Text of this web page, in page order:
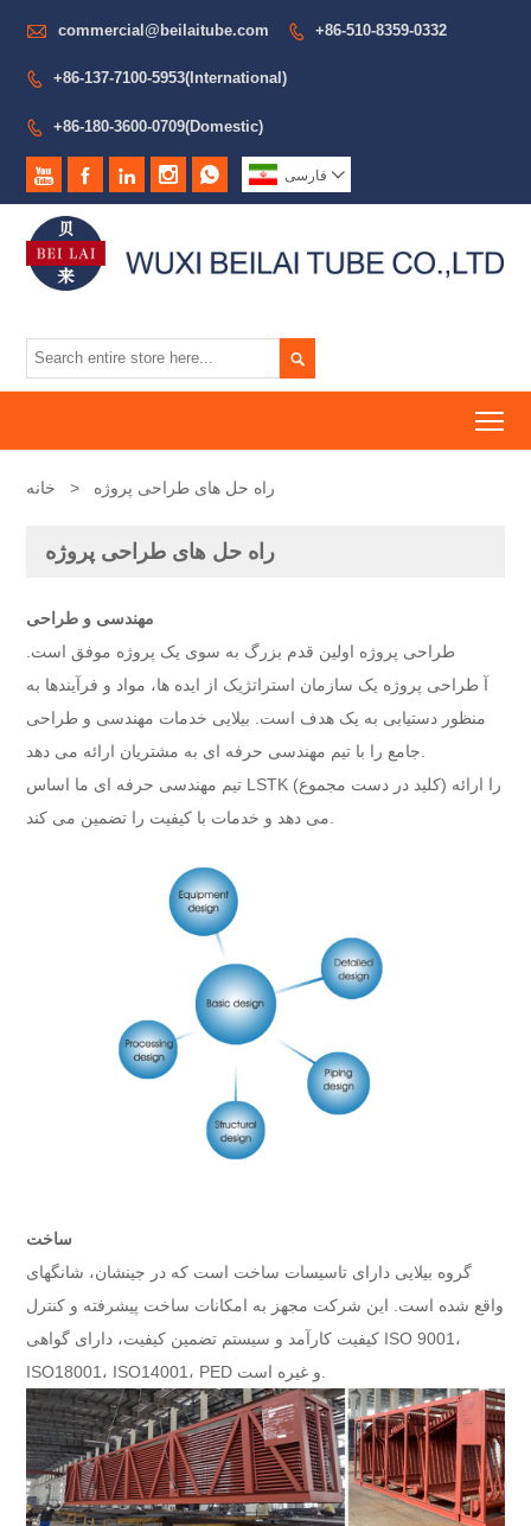
 commercial@beilaitube.com  +86-510-8359-0332
 +86-137-7100-5953(International)
 +86-180-3600-0709(Domestic)
     فارسی 

خانه > راه حل های طراحی پروژه
راه حل های طراحی پروژه
مهندسی و طراحی
طراحی پروژه اولین قدم بزرگ به سوی یک پروژه موفق است.
آ طراحی پروژه یک سازمان استراتژیک از ایده ها، مواد و فرآیندها به
منظور دستیابی به یک هدف است.
بیلایی خدمات مهندسی و طراحی
تیم مهندسی حرفه ای ما اساس LSTK (کلید در دست مجموع) را ارائه
می دهد
ساخت
گروه بیلایی دارای تاسیسات ساخت است که در جینشان، شانگهای
واقع شده است. این شرکت مجهز به امکانات ساخت پیشرفته و کنترل
کیفیت کارآمد و سیستم تضمین کیفیت، دارای گواهی ISO 9001،